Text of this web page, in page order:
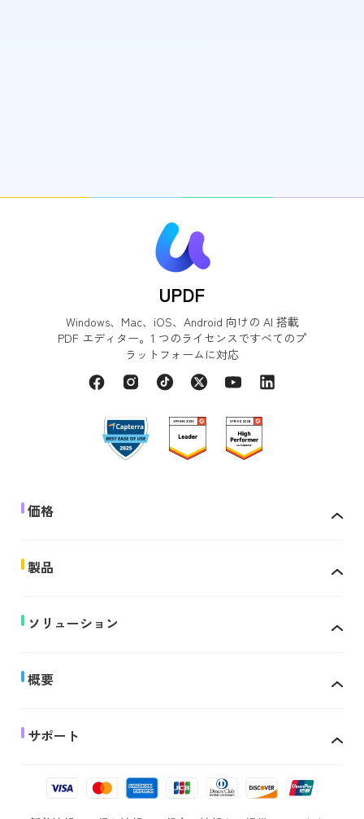
UPDF
Windows、Mac、iOS、Android 向けの AI 搭載
PDF エディター。1 つのライセンスですべてのプ
ラットフォームに対応
価格
製品
ソリューション
概要
サポート